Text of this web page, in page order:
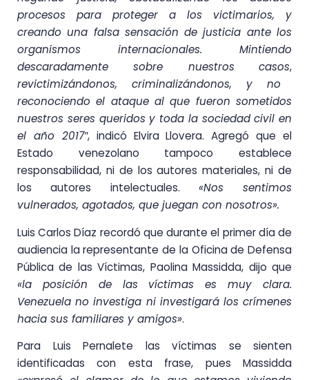
procesos para proteger a los victimarios, y
creando una falsa sensación de justicia ante los
organismos internacionales. Mintiendo
descaradamente sobre nuestros
casos,
revictimizándonos, criminalizándonos, y no
reconociendo el ataque al que fueron sometidos
nuestros seres queridos y toda la sociedad civil en
el año 2017″, indicó Elvira Llovera. Agregó que el
Estado venezolano tampoco establece
responsabilidad, ni de los autores materiales, ni de
los autores intelectuales. «Nos sentimos
vulnerados, agotados, que juegan con nosotros».
Luis Carlos Díaz recordó que durante el primer día de
audiencia la representante de la Oficina de Defensa
Pública de las Víctimas, Paolina Massidda, dijo que
«la posición de las víctimas es muy clara.
Venezuela no investiga ni investigará los crímenes
hacia sus familiares y amigos».
Para Luis Pernalete las víctimas se sienten
identificadas con esta frase, pues Massidda